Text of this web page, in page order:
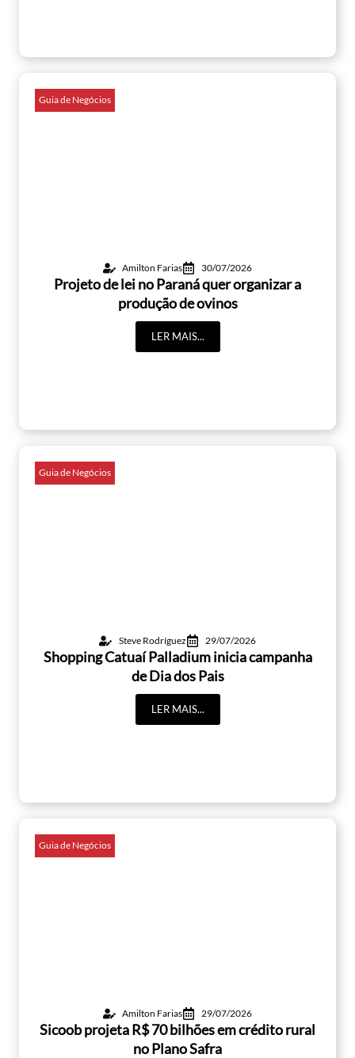
Guia de Negócios
Amilton Farias 30/07/2026
Projeto de lei no Paraná quer organizar a
produção de ovinos
LER MAIS...
Guia de Negócios
Steve Rodríguez 29/07/2026
Shopping Catuaí Palladium inicia campanha
de Dia dos Pais
LER MAIS...
Guia de Negócios
Amilton Farias 29/07/2026
Sicoob projeta R$ 70 bilhões em crédito rural
no Plano Safra